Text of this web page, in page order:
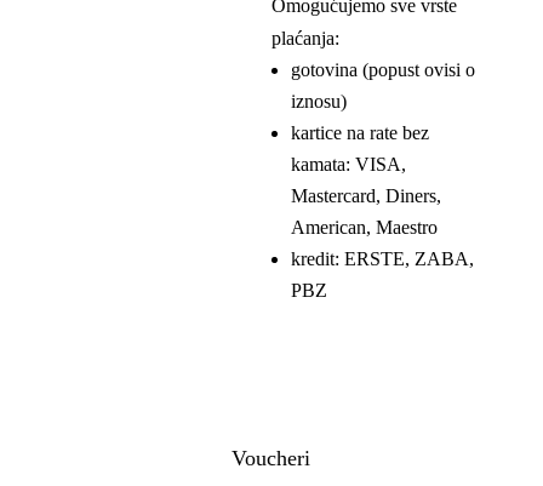
Omogućujemo sve vrste
plaćanja:
gotovina (popust ovisi o
iznosu)
kartice na rate bez
kamata: VISA,
Mastercard, Diners,
American, Maestro
kredit: ERSTE, ZABA,
PBZ
Voucheri